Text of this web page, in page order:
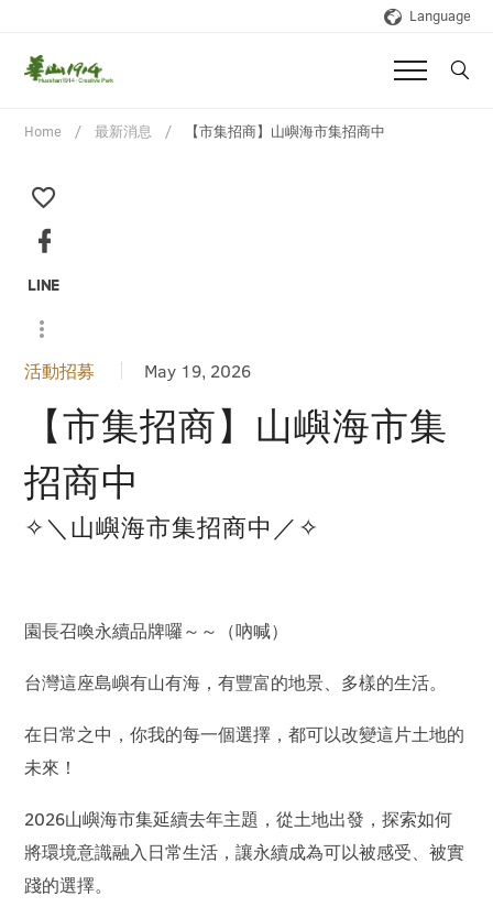
Language
Home 最新消息 【市集招商】山嶼海市集招商中
活動招募 May 19, 2026
【市集招商】山嶼海市集
招商中
✧＼山嶼海市集招商中／✧
園長召喚永續品牌囉～～（吶喊）
台灣這座島嶼有山有海，有豐富的地景、多樣的生活。
在日常之中，你我的每一個選擇，都可以改變這片土地的
未來！
2026山嶼海市集延續去年主題，從土地出發，探索如何
將環境意識融入日常生活，讓永續成為可以被感受、被實
踐的選擇。